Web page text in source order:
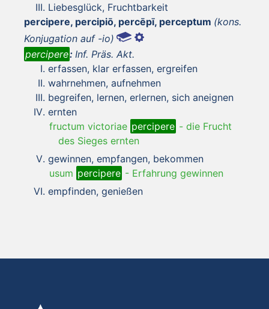
Liebesglück, Fruchtbarkeit
percipere, percipiō, percēpī, perceptum (kons.
Konjugation auf -io)
percipere: Inf. Präs. Akt.
erfassen, klar erfassen, ergreifen
wahrnehmen, aufnehmen
begreifen, lernen, erlernen, sich aneignen
ernten
fructum victoriae percipere - die Frucht
des Sieges ernten
gewinnen, empfangen, bekommen
usum percipere - Erfahrung gewinnen
empfinden, genießen